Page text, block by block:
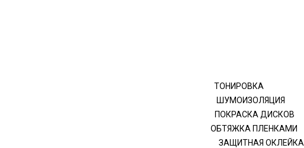
ТОНИРОВКА
ШУМОИЗОЛЯЦИЯ
ПОКРАСКА ДИСКОВ
ОБТЯЖКА ПЛЕНКАМИ
ЗАЩИТНАЯ ОКЛЕЙКА